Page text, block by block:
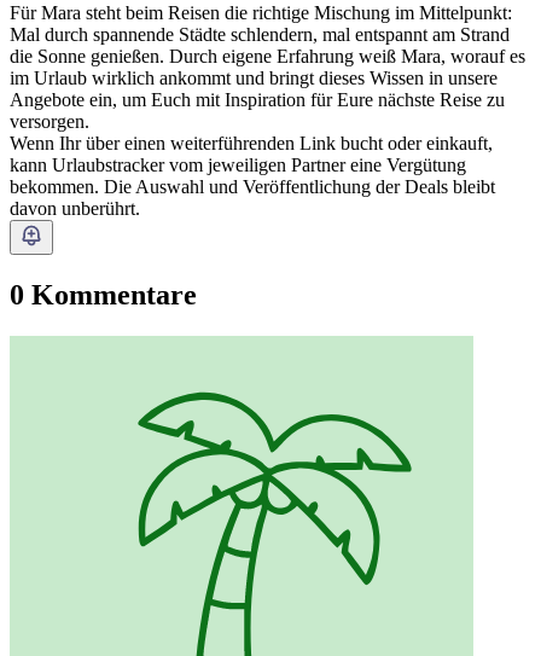
Für Mara steht beim Reisen die richtige Mischung im Mittelpunkt:
Mal durch spannende Städte schlendern, mal entspannt am Strand
die Sonne genießen. Durch eigene Erfahrung weiß Mara, worauf es
im Urlaub wirklich ankommt und bringt dieses Wissen in unsere
Angebote ein, um Euch mit Inspiration für Eure nächste Reise zu
versorgen.
Wenn Ihr über einen weiterführenden Link bucht oder einkauft,
kann Urlaubstracker vom jeweiligen Partner eine Vergütung
bekommen. Die Auswahl und Veröffentlichung der Deals bleibt
davon unberührt.
0 Kommentare